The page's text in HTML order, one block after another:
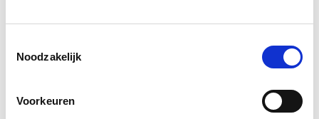
Noodzakelijk
Voorkeuren